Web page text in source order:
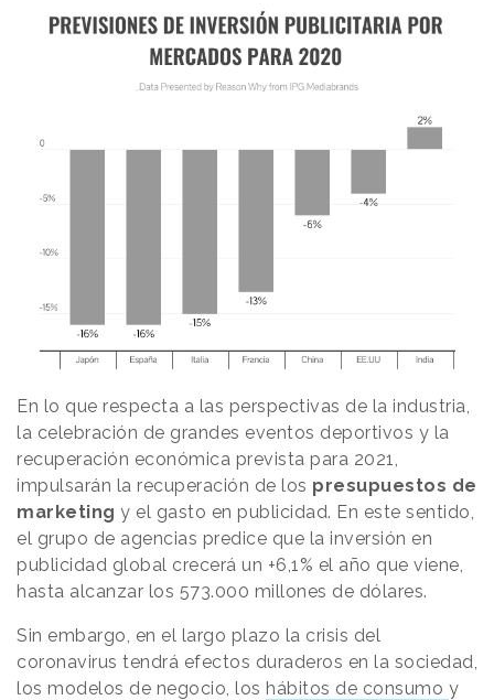
En lo que respecta a las perspectivas de la industria,
la celebración de grandes eventos deportivos y la
recuperación económica prevista para 2021,
impulsarán la recuperación de los presupuestos de
marketing y el gasto en publicidad. En este sentido,
el grupo de agencias predice que la inversión en
publicidad global crecerá un +6,1% el año que viene,
hasta alcanzar los 573.000 millones de dólares.
Sin embargo, en el largo plazo la crisis del
coronavirus tendrá efectos duraderos en la sociedad,
los modelos de negocio, los hábitos de consumo y